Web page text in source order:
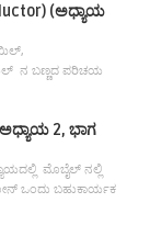
(ಅಧ್ಯಾಯ
ನ ಬಣ್ಣದ ಪರಿಚಯ
2, ಭಾಗ
ಮೊಬೈಲ್ ನಲ್ಲಿ
ಒಂದು ಬಹುಕಾರ್ಯಕ